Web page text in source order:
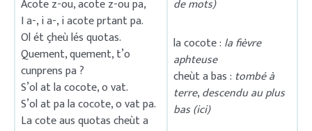
Acote z-ou, acote z-ou pa,
I a-, i a-, i acote prtant pa.
Ol ét çheù lés quotas.
Quement, quement, t’o
cunprens pa ?
S’ol at la cocote, o vat.
S’ol at pa la cocote, o vat pa.
La cote aus quotas cheùt a
de mots)
la cocote : la fièvre
aphteuse
cheùt a bas : tombé à
terre,descendu au plus
bas (ici)